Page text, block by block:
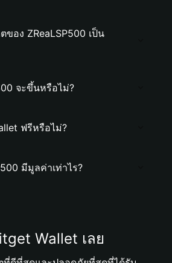
อง ZReaLSP500 เป็น
จะขึ้นหรือไม่?
ฟรีหรือไม่?
มีมูลค่าเท่าไร?
Wallet เลย